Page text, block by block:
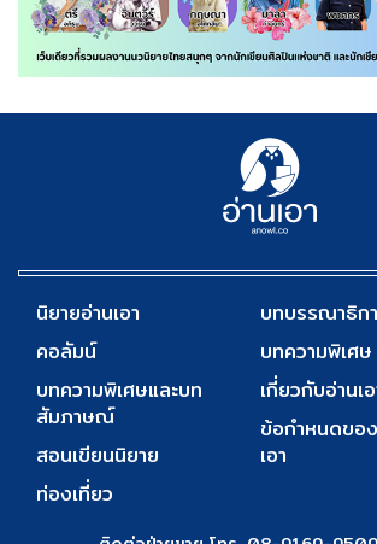
นิยายอ่านเอา
คอลัมน์
บทความพิเศษและบท
สัมภาษณ์
สอนเขียนนิยาย
ท่องเที่ยว
บทบรรณาธิก
บทความพิเศษ
เกี่ยวกับอ่านเ
ข้อกำหนดขอ
เอา